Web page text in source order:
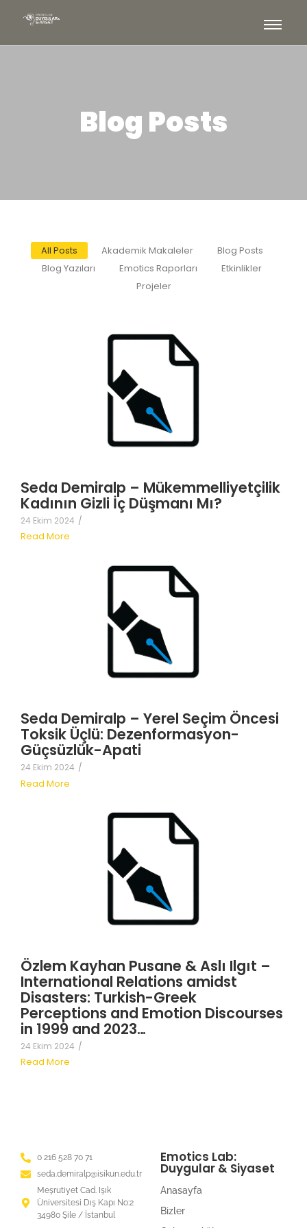
Blog Posts
All Posts Akademik Makaleler
Blog Posts
Blog Yazıları
Emotics Raporları
Etkinlikler
Projeler
Seda Demiralp – Mükemmelliyetçilik
Kadının Gizli İç Düşmanı Mı?
24 Ekim 2024 /
Read More
Seda Demiralp – Yerel Seçim Öncesi
Toksik Üçlü: Dezenformasyon-
Güçsüzlük-Apati
24 Ekim 2024 /
Read More
Özlem Kayhan Pusane & Aslı Ilgıt –
International Relations amidst
Disasters: Turkish-Greek
Perceptions and Emotion Discourses
in 1999 and 2023…
24 Ekim 2024 /
Read More
0 216 528 70 71
seda.demiralp@isikun.edu.tr
Meşrutiyet Cad. Işık
Üniversitesi Dış Kapı No:2
34980 Şile / İstanbul
Emotics Lab:
Duygular & Siyaset
Anasayfa
Bizler